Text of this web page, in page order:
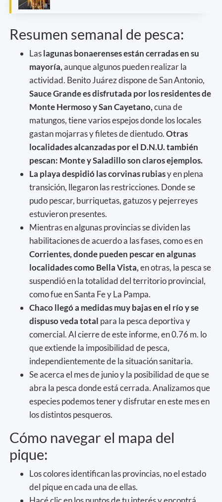
Resumen semanal de pesca:
Laslagunas bonaerenses están cerradas en su
mayoría,aunque algunos pueden realizar la
actividad. Benito Juárez dispone de San Antonio,
Sauce Grande es disfrutada por los residentes de
Monte Hermoso y San Cayetano,cuna de
matungos, tiene varios espejos donde los locales
gastan mojarras y filetes de dientudo.Otras
localidades alcanzadas por el D.N.U. también
pescan: Monte y Saladillo son claros ejemplos.
La playa despidió las corvinas rubiasy en plena
transición, llegaron las restricciones. Donde se
pudo pescar, burriquetas, gatuzos y pejerreyes
estuvieron presentes.
Mientras en algunas provincias se dividen las
habilitaciones de acuerdo a las fases, como es en
Corrientes, donde pueden pescar en algunas
localidades como Bella Vista,en otras, la pesca se
suspendió en la totalidad del territorio provincial,
como fue en Santa Fe y La Pampa.
Chaco llegó a medidas muy bajas en el río y se
dispuso veda total para la pesca deportiva y
comercial. Al cierre de este informe, en 0.76 m. lo
que extiende la imposibilidad de pesca,
independientemente de la situación sanitaria.
Se acerca el mes de junio y la posibilidad de que se
abra la pesca donde está cerrada. Analizamos que
especies podemos tener y disfrutar en este mes en
los distintos pesqueros.
Cómo navegar el mapa del
pique:
Los colores identifican las provincias, no el estado
del pique en cada una de ellas.